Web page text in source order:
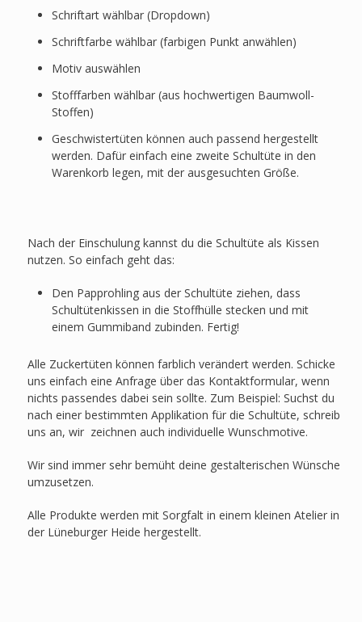
Schriftart wählbar (Dropdown)
Schriftfarbe wählbar (farbigen Punkt anwählen)
Motiv auswählen
Stofffarben wählbar (aus hochwertigen Baumwoll-
Stoffen)
Geschwistertüten können auch passend hergestellt
werden. Dafür einfach eine zweite Schultüte in den
Warenkorb legen, mit der ausgesuchten Größe.
Nach der Einschulung kannst du die Schultüte als Kissen
nutzen. So einfach geht das:
Den Papprohling aus der Schultüte ziehen, dass
Schultütenkissen in die Stoffhülle stecken und mit
einem Gummiband zubinden. Fertig!
Alle Zuckertüten können farblich verändert werden. Schicke
uns einfach eine Anfrage über das Kontaktformular, wenn
nichts passendes dabei sein sollte. Zum Beispiel: Suchst du
nach einer bestimmten Applikation für die Schultüte, schreib
uns an, wir zeichnen auch individuelle Wunschmotive.
Wir sind immer sehr bemüht deine gestalterischen Wünsche
umzusetzen.
Alle Produkte werden mit Sorgfalt in einem kleinen Atelier in
der Lüneburger Heide hergestellt.